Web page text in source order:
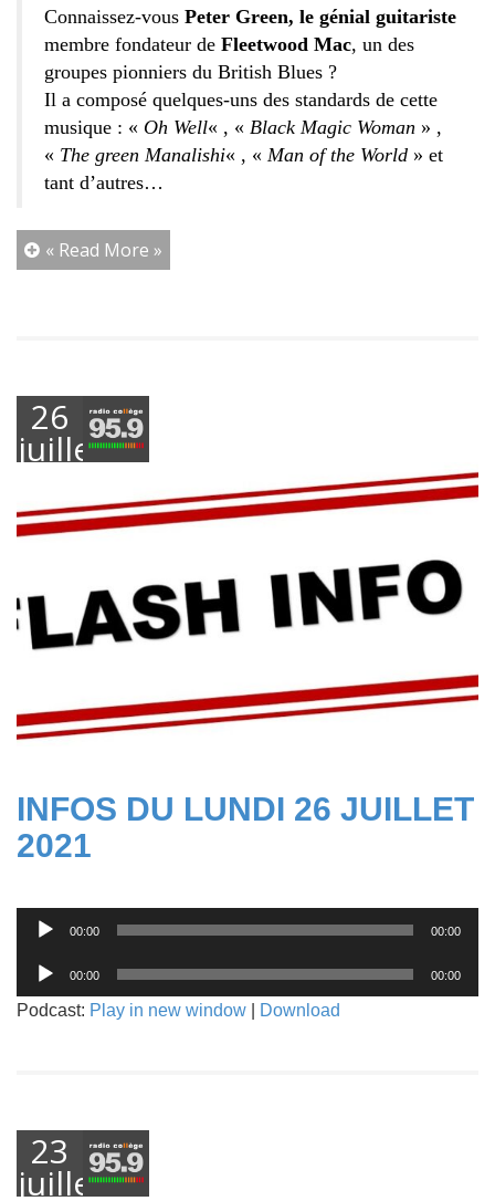
Connaissez-vous Peter Green, le génial guitariste
membre fondateur de Fleetwood Mac, un des
groupes pionniers du British Blues ?
Il a composé quelques-uns des standards de cette
musique : « Oh Well« , « Black Magic Woman » ,
« The green Manalishi« , « Man of the World » et
tant d’autres…
« Read More »
26
juillet
INFOS DU LUNDI 26 JUILLET
2021
Lecteur
audio
00:00 00:00
Lecteur
audio
00:00 00:00
Podcast: Play in new window Download
23
juillet